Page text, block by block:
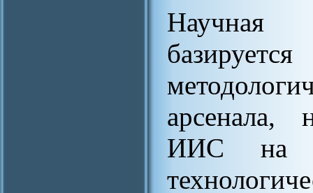
Научная
арсенала,
ИИС на